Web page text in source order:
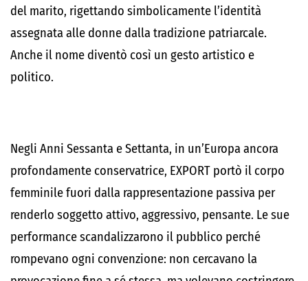
del marito, rigettando simbolicamente l’identità
assegnata alle donne dalla tradizione patriarcale.
Anche il nome diventò così un gesto artistico e
politico.
Negli Anni Sessanta e Settanta, in un’Europa ancora
profondamente conservatrice, EXPORT portò il corpo
femminile fuori dalla rappresentazione passiva per
renderlo soggetto attivo, aggressivo, pensante. Le sue
performance scandalizzarono il pubblico perché
rompevano ogni convenzione: non cercavano la